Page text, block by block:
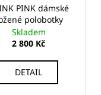
PINK dámské
polobotky
Skladem
2 800 Kč
DETAIL